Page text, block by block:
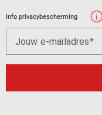
Info privacybescherming
Jouw e-mailadres